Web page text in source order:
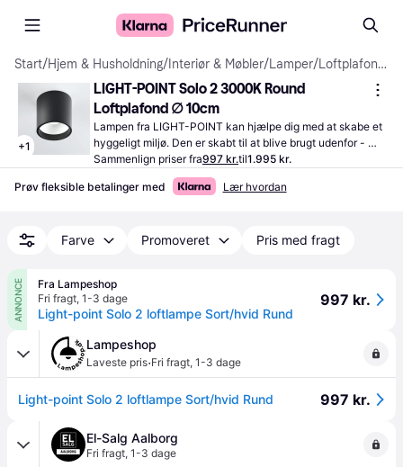
Start/Hjem & Husholdning/ Interiør & Møbler/Lamper/ Loftplafonder
+1
LIGHT-POINT Solo 2 3000K Round
Loftplafond ∅ 10cm
Lampen fra LIGHT-POINT kan hjælpe dig med at skabe et
hyggeligt miljø. Den er skabt til at blive brugt udenfor -
ideelt som belysning i haven eller ved terrassen.
Sammenlign priser fra997 kr.til1.995 kr.
Prøv fleksible betalinger med Lær hvordan
Farve Promoveret Pris med fragt
ANNONCE
Fra Lampeshop
Fri fragt, 1-3 dage
Light-point Solo 2 loftlampe Sort/hvid Rund
997 kr.
Lampeshop
Laveste pris·Fri fragt, 1-3 dage
Light-point Solo 2 loftlampe Sort/hvid Rund 997 kr.
El-Salg Aalborg
Fri fragt, 1-3 dage